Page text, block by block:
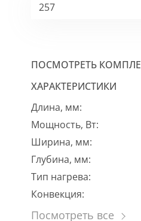
257
ПОСМОТРЕТЬ
ХАРАКТЕРИСТИКИ
Длина, мм:
Мощность, Вт:
Ширина, мм:
Глубина, мм:
Тип нагрева:
Конвекция: